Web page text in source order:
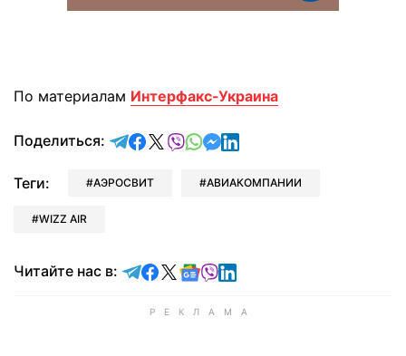
По материалам Интерфакс-Украина
Поделиться: отправить в Telegram
поделиться в Facebook
поделиться в X
отправить в Viber
отправить в Whatsapp
отправить в Messenger
отправить в LinkedIn
Теги: АЭРОСВИТ АВИАКОМПАНИИ
WIZZ AIR
Читайте нас в: Читайте в Telegram
Читайте в Facebook
Читайте в X
Читайте в Google news
Читайте в Viber
Читайте в LinkedIn